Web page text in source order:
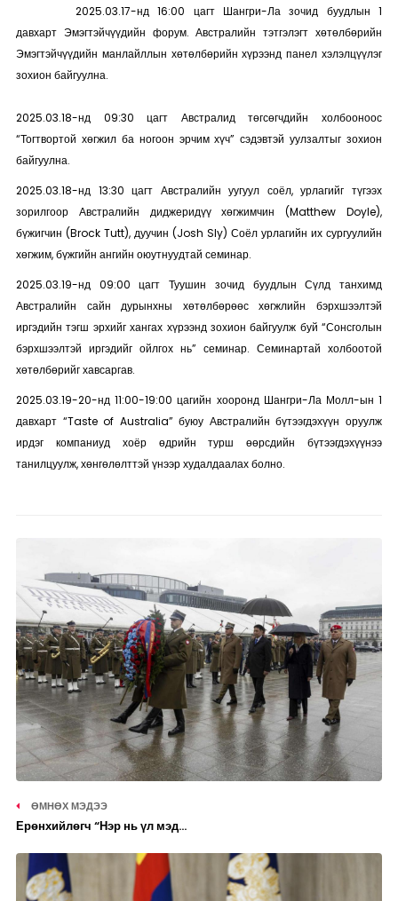
2025.03.17-нд 16:00 цагт Шангри-Ла зочид буудлын 1
давхарт Эмэгтэйчүүдийн форум. Австралийн тэтгэлэгт хөтөлбөрийн
Эмэгтэйчүүдийн манлайллын хөтөлбөрийн хүрээнд панел хэлэлцүүлэг
зохион байгуулна.
2025.03.18-нд 09:30 цагт Австралид төгсөгчдийн холбооноос
“Тогтвортой хөгжил ба ногоон эрчим хүч” сэдэвтэй уулзалтыг зохион
байгуулна.
2025.03.18-нд 13:30 цагт Австралийн уугуул соёл, урлагийг түгээх
зорилгоор Австралийн диджеридүү хөгжимчин (Matthew Doyle),
бүжигчин (Brock Tutt), дуучин (Josh Sly) Соёл урлагийн их сургуулийн
хөгжим, бүжгийн ангийн оюутнуудтай семинар.
2025.03.19-нд 09:00 цагт Туушин зочид буудлын Сүлд танхимд
Австралийн сайн дурынхны хөтөлбөрөөс хөгжлийн бэрхшээлтэй
иргэдийн тэгш эрхийг хангах хүрээнд зохион байгуулж буй “Сонсголын
бэрхшээлтэй иргэдийг ойлгох нь” семинар. Семинартай холбоотой
хөтөлбөрийг хавсаргав.
2025.03.19-20-нд 11:00-19:00 цагийн хооронд Шангри-Ла Молл-ын 1
давхарт “Taste of Australia” буюу Австралийн бүтээгдэхүүн оруулж
ирдэг компаниуд хоёр өдрийн турш өөрсдийн бүтээгдэхүүнээ
танилцуулж, хөнгөлөлттэй үнээр худалдаалах болно.
ӨМНӨХ МЭДЭЭ
Ерөнхийлөгч “Нэр нь үл мэд...